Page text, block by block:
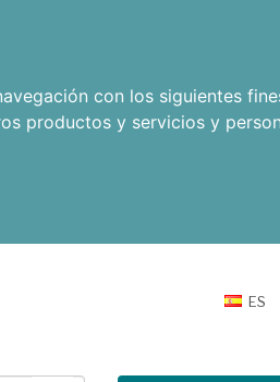
con los siguientes
productos y servicios y
ES